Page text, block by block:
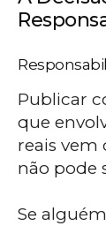
Publicar
que
reais vem
não pode
Se